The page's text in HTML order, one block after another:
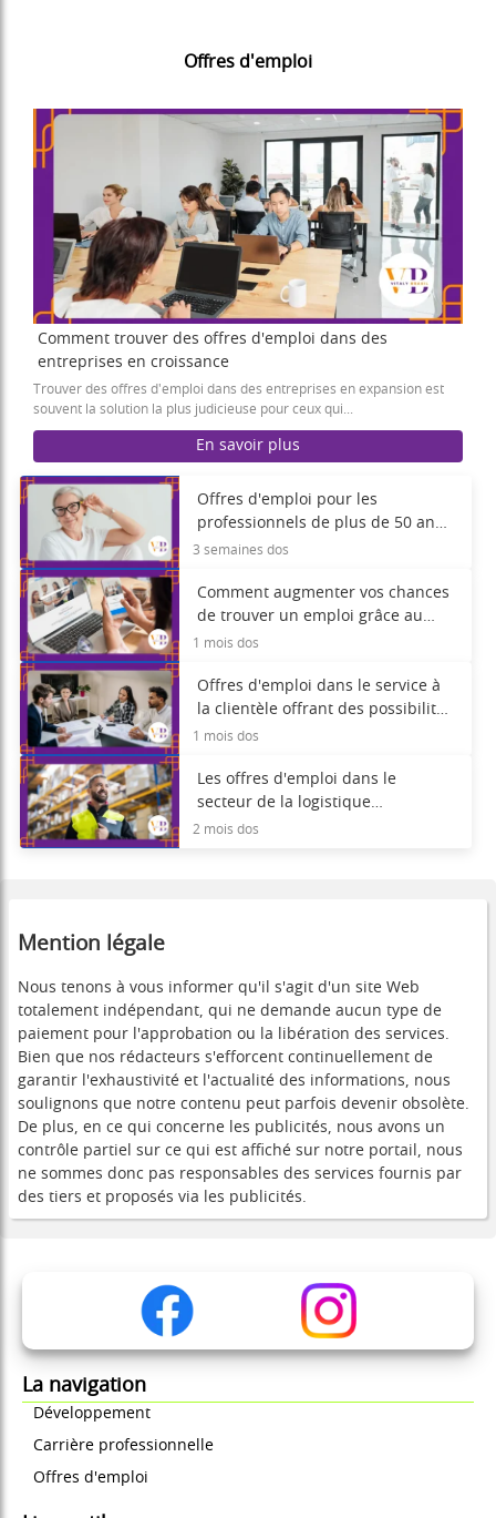
Offres d'emploi
Comment trouver des offres d'emploi dans des
entreprises en croissance
Trouver des offres d'emploi dans des entreprises en expansion est
souvent la solution la plus judicieuse pour ceux qui...
En savoir plus
Offres d'emploi pour les
professionnels de plus de 50 ans :
où sont les opportunités ?
3 semaines dos
Comment augmenter vos chances
de trouver un emploi grâce au
recrutement automatisé.
1 mois dos
Offres d'emploi dans le service à
la clientèle offrant des possibilités
d'évolution de carrière.
1 mois dos
Les offres d'emploi dans le
secteur de la logistique
continuent de croître : découvrez
2 mois dos
Mention légale
Nous tenons à vous informer qu'il s'agit d'un site Web
totalement indépendant, qui ne demande aucun type de
paiement pour l'approbation ou la libération des services.
Bien que nos rédacteurs s'efforcent continuellement de
garantir l'exhaustivité et l'actualité des informations, nous
soulignons que notre contenu peut parfois devenir obsolète.
De plus, en ce qui concerne les publicités, nous avons un
contrôle partiel sur ce qui est affiché sur notre portail, nous
ne sommes donc pas responsables des services fournis par
des tiers et proposés via les publicités.
La navigation
Développement
Carrière professionnelle
Offres d'emploi